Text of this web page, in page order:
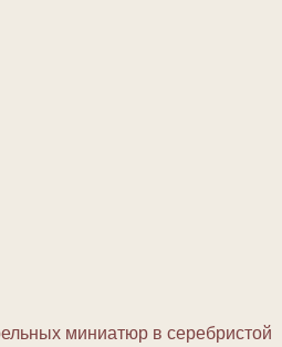
миниатюр в серебристой